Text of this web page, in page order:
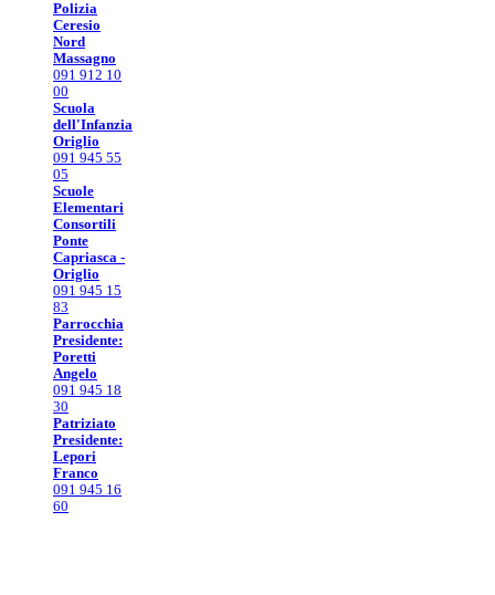
Polizia
Ceresio
Nord
Massagno
091 912 10
00
Scuola
dell'Infanzia
Origlio
091 945 55
05
Scuole
Elementari
Consortili
Ponte
Capriasca -
Origlio
091 945 15
83
Parrocchia
Presidente:
Poretti
Angelo
091 945 18
30
Patriziato
Presidente:
Lepori
Franco
091 945 16
60